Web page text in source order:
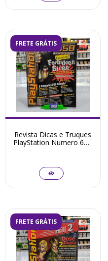
FRETE GRÁTIS
Revista Dicas e Truques
PlayStation Numero 60 -
FRETE GRÁTIS